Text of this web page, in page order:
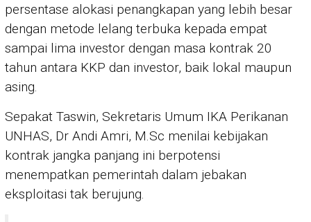
persentase alokasi penangkapan yang lebih besar
dengan metode lelang terbuka kepada empat
sampai lima investor dengan masa kontrak 20
tahun antara KKP dan investor, baik lokal maupun
asing.
Sepakat Taswin, Sekretaris Umum IKA Perikanan
UNHAS, Dr Andi Amri, M.Sc menilai kebijakan
kontrak jangka panjang ini berpotensi
menempatkan pemerintah dalam jebakan
eksploitasi tak berujung.